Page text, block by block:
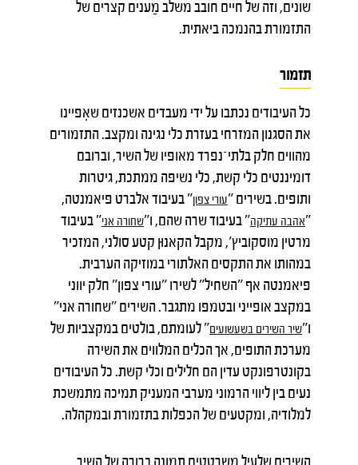
שונים, וזה של חיים חובב משלב מַענים קצרים של
התזמורת בהנמכה ביאתית.
תזמור
כל העיבודים נכתבו על ידי מעבדים אשכנזים שאִפיינו
את הסגנון המזרחי בעזרת כלי נגינה ומקצב. התזמורים
מהווים חלק בלתי־נפרד מאופיו של השיר, וברובם
דומיננטים כלי קשת, כלי נשיפה ממתכת, גיטרות
ותופים. בשירים "עורי צפון" בעיבוד אלברט פיאמנטה,
"אהבה עתיקה" בעיבוד שרה שהם, ו"שחורה אני" בעיבוד
מרטין מוסקוביץ', מקבל הקאנוּן קטע סולני, המזכיר
במהותו את התקסים האלתורי במוזיקה הערבית.
פיאמנטה אף "השחיל" לשירו "עורי צפון" חלק יווני
במקצב אופייני ובטמפו מתגבר. השירים "שחורה אני"
ו"שיר השירים בשעשועים" לעומתם, בולטים במקצביות של
מערכת התופים, אך הכלים המלווים את השירה
בקונטרפונקט עדין הם חלילים וכלי קשת. כל העיבודים
נעים בין ליווי הרמוני מערבי המעניק תמיכה מתמשכת
למלודיה, ומקטעים של הכפלות בתזמורת ובמקהלה.